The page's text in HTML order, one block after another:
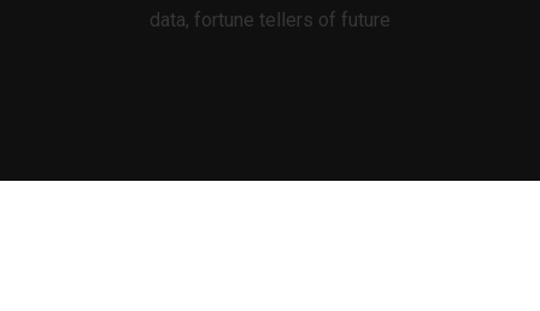
data, fortune tellers of future